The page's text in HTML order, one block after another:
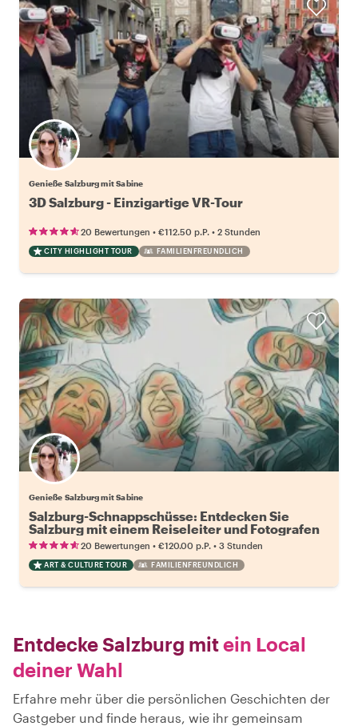
Genieße Salzburg mit Sabine
3D Salzburg - Einzigartige VR-Tour
20 Bewertungen • €112.50 p.P. • 2 Stunden
CITY HIGHLIGHT TOUR FAMILIENFREUNDLICH
Genieße Salzburg mit Sabine
Salzburg-Schnappschüsse: Entdecken Sie
Salzburg mit einem Reiseleiter und Fotografen
20 Bewertungen • €120.00 p.P. • 3 Stunden
ART & CULTURE TOUR FAMILIENFREUNDLICH
Entdecke Salzburg mitein Local
deiner Wahl
Erfahre mehr über die persönlichen Geschichten der
Gastgeber und finde heraus, wie ihr gemeinsam